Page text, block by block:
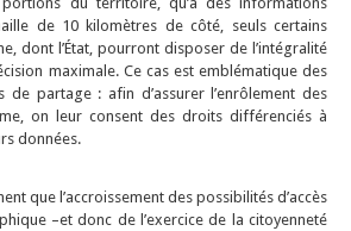
de 10 kilomètres de côté, seuls certains
dont l’État, pourront disposer de l’intégralité
maximale. Ce cas est emblématique des
de partage : afin d’assurer l’enrôlement des
on leur consent des droits différenciés à
données.
que l’accroissement des possibilités d’accès
–et donc de l’exercice de la citoyenneté